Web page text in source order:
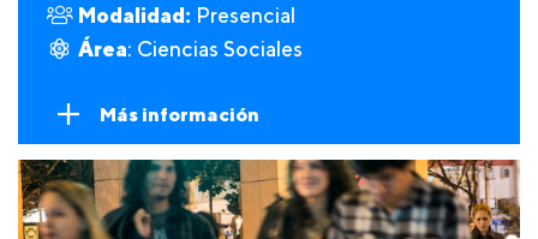
Modalidad: Presencial
Área: Ciencias Sociales
Más información